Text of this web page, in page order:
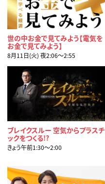
世の中お金で見てみよう【電気を
お金で見てみよう】
8月11日(火) 夜2:06〜2:55
ブレイクスルー 空気からプラスチ
ックをつくる!?
きょう午前1:30〜2:00